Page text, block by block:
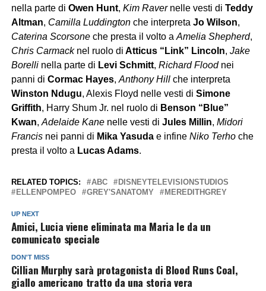
nella parte di Owen Hunt, Kim Ravernelle vesti di Teddy
Altman, Camilla Luddingtonche interpreta Jo Wilson,
Caterina Scorsoneche presta il volto a Amelia Shepherd,
Chris Carmacknel ruolo di Atticus “Link” Lincoln, Jake
Borellinella parte di Levi Schmitt, Richard Floodnei
panni di Cormac Hayes, Anthony Hillche interpreta
Winston Ndugu, Alexis Floyd nelle vesti di Simone
Griffith, Harry Shum Jr. nel ruolo di Benson “Blue”
Kwan, Adelaide Kanenelle vesti di Jules Millin, Midori
Francisnei panni di Mika Yasudae infine Niko Terhoche
presta il volto a Lucas Adams.
RELATED TOPICS: ABC
DISNEYTELEVISIONSTUDIOS
ELLENPOMPEO
GREY'SANATOMY MEREDITHGREY
UP NEXT
Amici, Lucia viene eliminata ma Maria le da un
comunicato speciale
DON'T MISS
Cillian Murphy sarà protagonista di Blood Runs Coal,
giallo americano tratto da una storia vera